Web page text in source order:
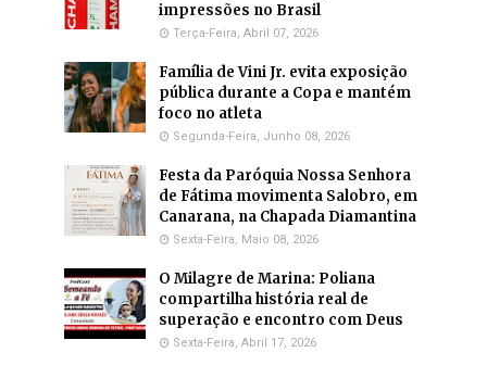
impressões no Brasil
Terça-Feira, Abril 07, 2026
Família de Vini Jr. evita exposição
pública durante a Copa e mantém
foco no atleta
Segunda-Feira, Junho 08, 2026
Festa da Paróquia Nossa Senhora
de Fátima movimenta Salobro, em
Canarana, na Chapada Diamantina
Sexta-Feira, Maio 08, 2026
O Milagre de Marina: Poliana
compartilha história real de
superação e encontro com Deus
Sexta-Feira, Abril 17, 2026